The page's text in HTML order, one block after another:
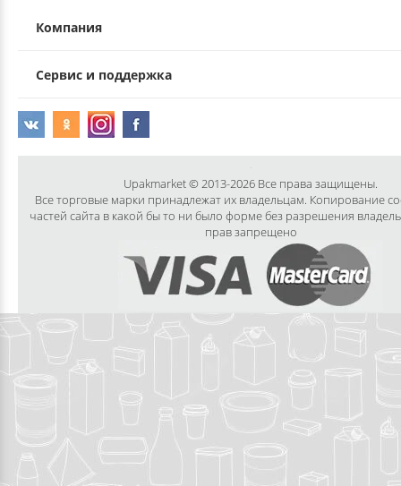
Компания
Сервис и поддержка
Upakmarket © 2013-2026 Все права защищены.
Все торговые марки принадлежат их владельцам. Копирование
частей сайта в какой бы то ни было форме без разрешения
прав запрещено